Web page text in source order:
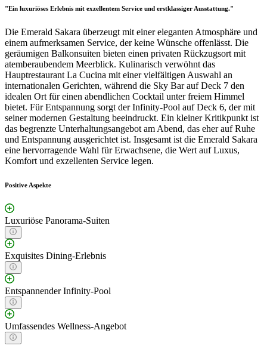
"Ein luxuriöses Erlebnis mit exzellentem Service und erstklassiger Ausstattung."
Die Emerald Sakara überzeugt mit einer eleganten Atmosphäre und
einem aufmerksamen Service, der keine Wünsche offenlässt. Die
geräumigen Balkonsuiten bieten einen privaten Rückzugsort mit
atemberaubendem Meerblick. Kulinarisch verwöhnt das
Hauptrestaurant La Cucina mit einer vielfältigen Auswahl an
internationalen Gerichten, während die Sky Bar auf Deck 7 den
idealen Ort für einen abendlichen Cocktail unter freiem Himmel
bietet. Für Entspannung sorgt der Infinity-Pool auf Deck 6, der mit
seiner modernen Gestaltung beeindruckt. Ein kleiner Kritikpunkt ist
das begrenzte Unterhaltungsangebot am Abend, das eher auf Ruhe
und Entspannung ausgerichtet ist. Insgesamt ist die Emerald Sakara
eine hervorragende Wahl für Erwachsene, die Wert auf Luxus,
Komfort und exzellenten Service legen.
Positive Aspekte
Luxuriöse Panorama-Suiten
Exquisites Dining-Erlebnis
Entspannender Infinity-Pool
Umfassendes Wellness-Angebot